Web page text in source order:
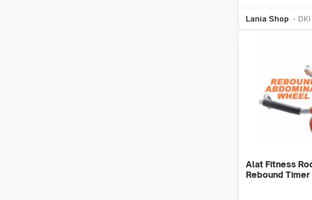
Lania Shop
Alat Fitness
Rebound